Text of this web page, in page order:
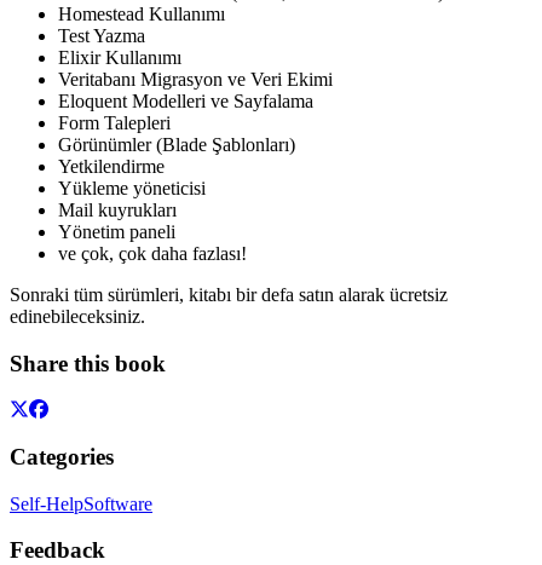
Homestead Kullanımı
Test Yazma
Elixir Kullanımı
Veritabanı Migrasyon ve Veri Ekimi
Eloquent Modelleri ve Sayfalama
Form Talepleri
Görünümler (Blade Şablonları)
Yetkilendirme
Yükleme yöneticisi
Mail kuyrukları
Yönetim paneli
ve çok, çok daha fazlası!
Sonraki tüm sürümleri, kitabı bir defa satın alarak ücretsiz
edinebileceksiniz.
Share this book
Categories
Self-HelpSoftware
Feedback